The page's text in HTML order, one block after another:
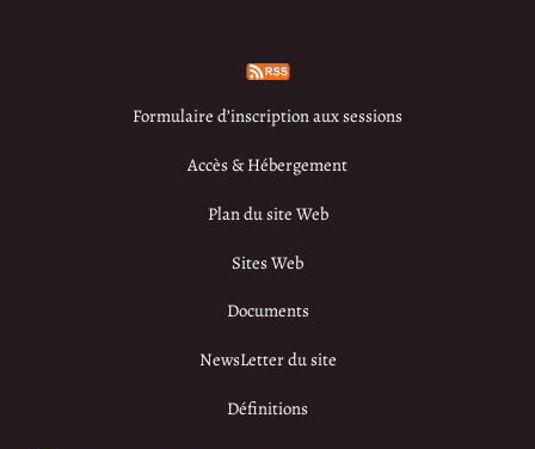
Formulaire d’inscription aux sessions
Accès & Hébergement
Plan du site Web
Sites Web
Documents
NewsLetter du site
Définitions